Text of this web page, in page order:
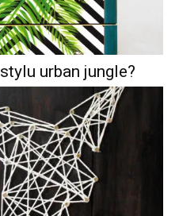
urban jungle?